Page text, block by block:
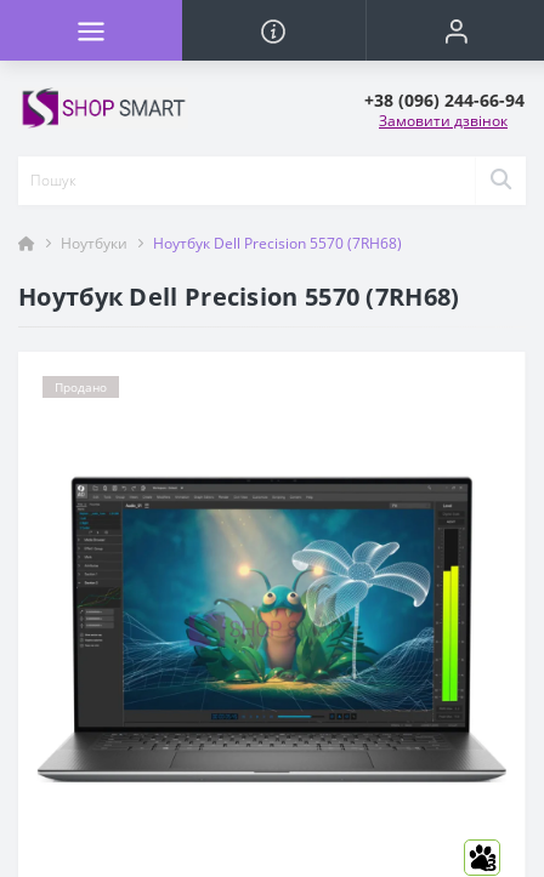
+38 (096) 244-66-94
Замовити дзвінок
Ноутбуки Ноутбук Dell Precision 5570 (7RH68)
Ноутбук Dell Precision 5570 (7RH68)
Продано
3